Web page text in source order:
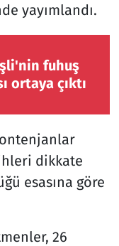
yayımlandı.
fuhuş
ortaya çıktı
dikkate
esasına göre
26